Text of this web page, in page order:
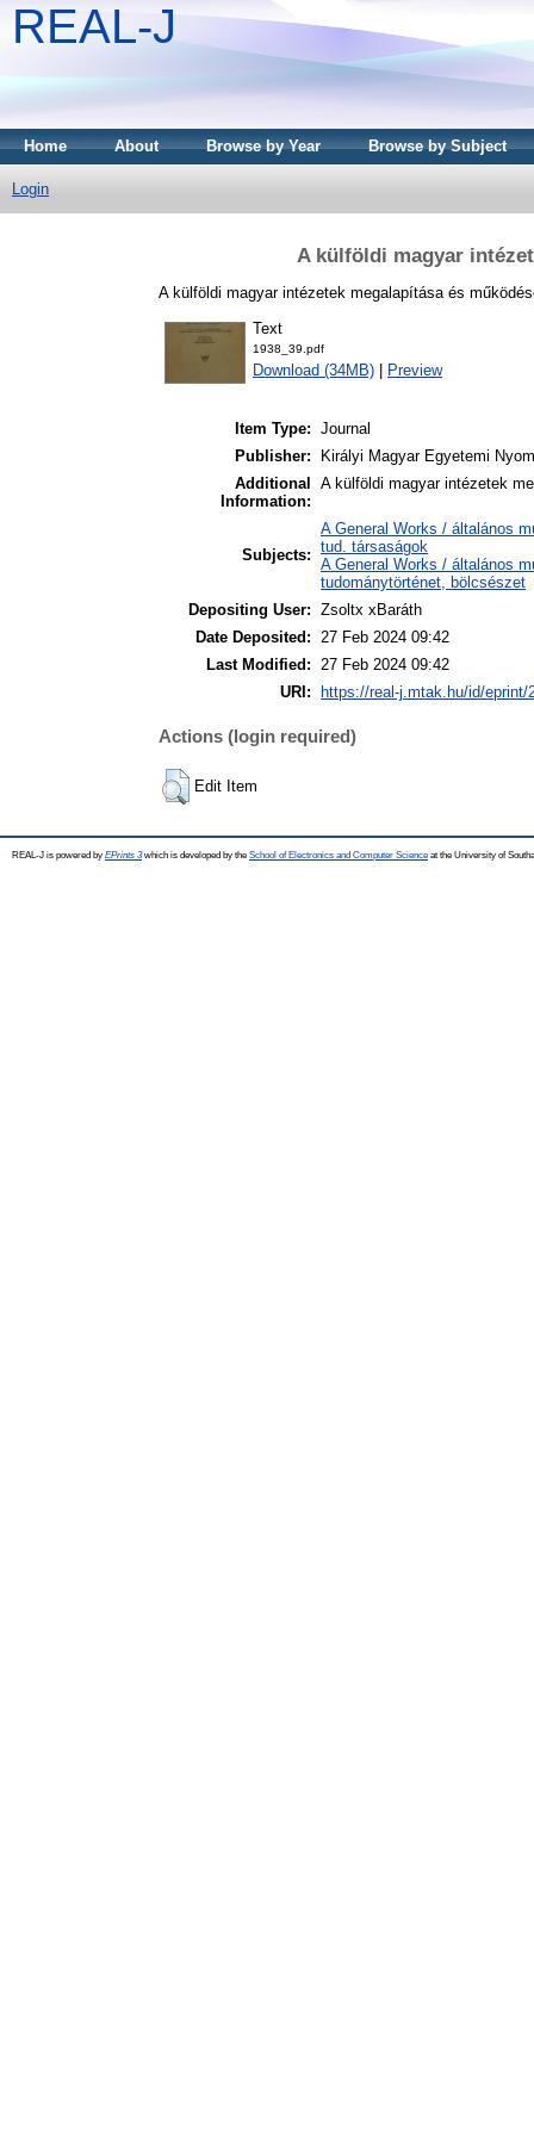
REAL-J
Home About Browse by Year Browse by Subject
Login
A külföldi magyar
A külföldi magyar intézetek megalapítása és
Text
1938_39.pdf
Download (34MB) Preview
Item Type: Journal
Publisher:
Királyi Magyar Egyetemi
Additional
Information:
A külföldi magyar intézetek
Subjects:
A General Works / általános
tud. társaságok
A General Works / általános
tudománytörténet, bölcsészet
Depositing User: Zsoltx xBaráth
Date Deposited: 27 Feb 2024 09:42
Last Modified: 27 Feb 2024 09:42
URI:
https://real-j.mtak.hu/id/eprint/
Actions (login required)
Edit Item
REAL-J is powered by EPrints 3which is developed by the School of Electronics and Computer Science at the University of